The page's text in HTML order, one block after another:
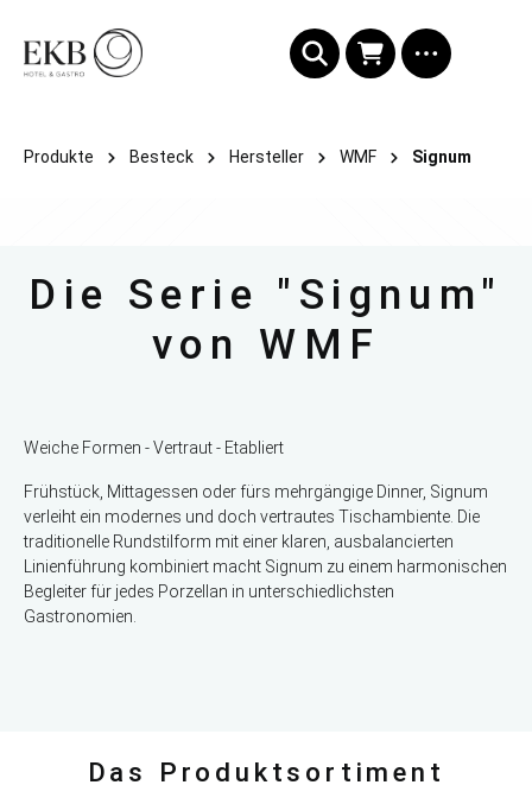
Produkte Besteck Hersteller WMF Signum
Die Serie "Signum"
von WMF
Weiche Formen - Vertraut - Etabliert
Frühstück, Mittagessen oder fürs mehrgängige Dinner, Signum
verleiht ein modernes und doch vertrautes Tischambiente. Die
traditionelle Rundstilform mit einer klaren, ausbalancierten
Linienführung kombiniert macht Signum zu einem harmonischen
Begleiter für jedes Porzellan in unterschiedlichsten
Gastronomien.
Das Produktsortiment